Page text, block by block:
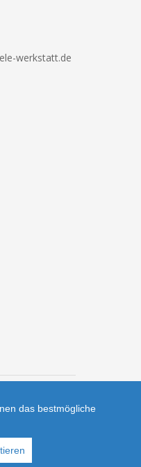
werkstatt.de
das bestmögliche